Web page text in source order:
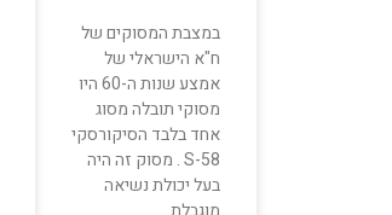
במצבת המסוקים של
ח"א הישראלי של
אמצע שנות ה-60 היו
מסוקי תובלה מסוג
אחד בלבד הסיקורסקי
58-S . מסוק זה היה
בעל יכולת נשיאה